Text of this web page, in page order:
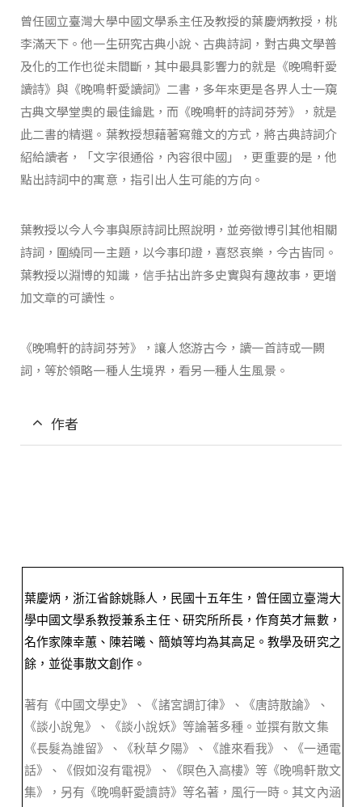
曾任國立臺灣大學中國文學系主任及教授的葉慶炳教授，桃
李滿天下。他一生研究古典小說、古典詩詞，對古典文學普
及化的工作也從未間斷，其中最具影響力的就是《晚鳴軒愛
讀詩》與《晚鳴軒愛讀詞》二書，多年來更是各界人士一窺
古典文學堂奧的最佳鑰匙，而《晚鳴軒的詩詞芬芳》，就是
此二書的精選。葉教授想藉著寫雜文的方式，將古典詩詞介
紹給讀者，「文字很通俗，內容很中國」，更重要的是，他
點出詩詞中的寓意，指引出人生可能的方向。
葉教授以今人今事與原詩詞比照說明，並旁徵博引其他相關
詩詞，圍繞同一主題，以今事印證，喜怒哀樂，今古皆同。
葉教授以淵博的知識，信手拈出許多史實與有趣故事，更增
加文章的可讀性。
《晚鳴軒的詩詞芬芳》，讓人悠游古今，讀一首詩或一闕
詞，等於領略一種人生境界，看另一種人生風景。
作者
葉慶炳，浙江省餘姚縣人，民國十五年生，曾任國立臺灣大
學中 國文學系教授兼系主任、研究所所長，作育英才無數，
名作家陳幸蕙、陳若曦、簡媜等均為其高足。教學及研究之
餘，並從事散文創作。
著有《中國文學史》、《諸宮調訂律》、《唐詩散論》、
《談小說鬼》、《談小說妖》等論著多種。並撰有散文集
《長髮為誰留》、《秋草夕陽》、《誰來看我》、《一通電
話》、《假如沒有電視》、《瞑色入高樓》等《晚鳴軒散文
集》，另有《晚鳴軒愛讀詩》等名著，風行一時。其文內涵